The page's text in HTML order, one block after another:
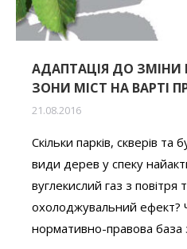
АДАПТАЦІЯ ДО ЗМІНИ
ЗОНИ МІСТ НА ВАРТІ
21.08.2016
Скільки парків, скверів та
види дерев у спеку
вуглекислий газ з
охолоджувальний ефект?
нормативно-правова база